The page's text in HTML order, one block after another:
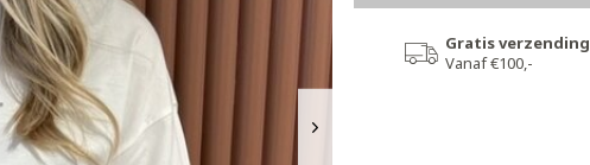
Gratis verzending
Vanaf €100,-